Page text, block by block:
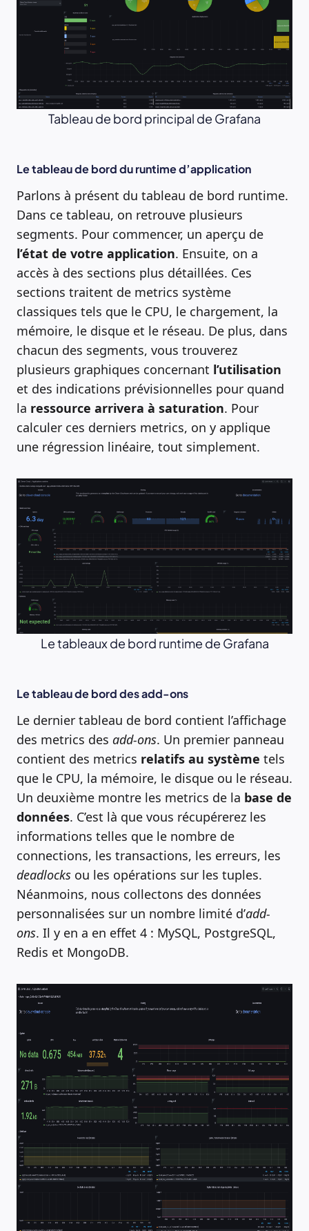
Tableau de bord principal de Grafana
Le tableau de bord du runtime d’application
Parlons à présent du tableau de bord runtime.
Dans ce tableau, on retrouve plusieurs
segments. Pour commencer, un aperçu de
l’état de votre application. Ensuite, on a
accès à des sections plus détaillées. Ces
sections traitent de metrics système
classiques tels que le CPU, le chargement, la
mémoire, le disque et le réseau. De plus, dans
chacun des segments, vous trouverez
plusieurs graphiques concernant l’utilisation
et des indications prévisionnelles pour quand
la ressource arrivera à saturation. Pour
calculer ces derniers metrics, on y applique
une régression linéaire, tout simplement.
Le tableaux de bord runtime de Grafana
Le tableau de bord des add-ons
Le dernier tableau de bord contient l’affichage
des metrics des add-ons. Un premier panneau
contient des metrics relatifs au système tels
que le CPU, la mémoire, le disque ou le réseau.
Un deuxième montre les metrics de la base de
données. C’est là que vous récupérerez les
informations telles que le nombre de
connections, les transactions, les erreurs, les
deadlocks ou les opérations sur les tuples.
Néanmoins, nous collectons des données
personnalisées sur un nombre limité d’add-
ons. Il y en a en effet 4 : MySQL, PostgreSQL,
Redis et MongoDB.